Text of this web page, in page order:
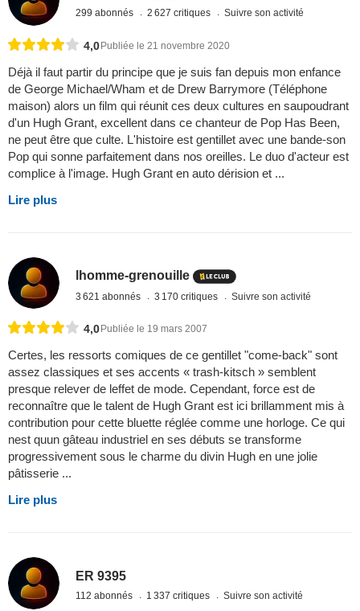
299 abonnés 2 627 critiques Suivre son activité
4,0 Publiée le 21 novembre 2020
Déjà il faut partir du principe que je suis fan depuis mon enfance
de George Michael/Wham et de Drew Barrymore (Téléphone
maison) alors un film qui réunit ces deux cultures en saupoudrant
d'un Hugh Grant, excellent dans ce chanteur de Pop Has Been,
ne peut être que culte. L'histoire est gentillet avec une bande-son
Pop qui sonne parfaitement dans nos oreilles. Le duo d'acteur est
complice à l'image. Hugh Grant en auto dérision et ...
Lire plus
lhomme-grenouille
3 621 abonnés 3 170 critiques Suivre son activité
4,0 Publiée le 19 mars 2007
Certes, les ressorts comiques de ce gentillet "come-back" sont
assez classiques et ses accents « trash-kitsch » semblent
presque relever de leffet de mode. Cependant, force est de
reconnaître que le talent de Hugh Grant est ici brillamment mis à
contribution pour cette bluette réglée comme une horloge. Ce qui
nest quun gâteau industriel en ses débuts se transforme
progressivement sous le charme du divin Hugh en une jolie
pâtisserie ...
Lire plus
ER 9395
112 abonnés 1 337 critiques Suivre son activité